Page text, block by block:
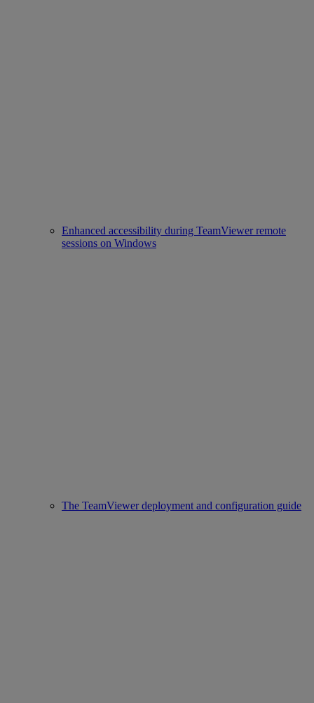
Enhanced accessibility during TeamViewer remote
sessions on Windows
The TeamViewer deployment and configuration guide